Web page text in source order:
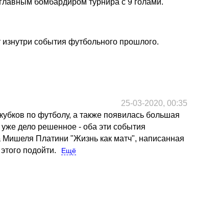
бомбардиром турнира с 9 голами.
события футбольного прошлого.
25-03-2020, 00:35
по футболу, а также появилась большая
дело решенное - оба эти события
Мишеля Платини "Жизнь как матч", написанная
подойти.
Ещё